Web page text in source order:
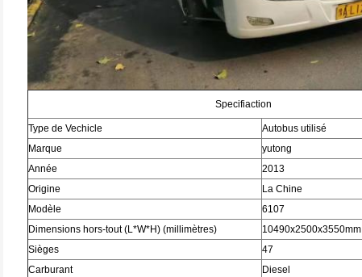
Specifiaction
Type de Vechicle
Autobus utilisé
Marque
yutong
Année
2013
Origine
La Chine
Modèle
6107
Dimensions hors-tout (L*W*H) (millimètres)
10490x2500x3550mm
Sièges
47
Carburant
Diesel